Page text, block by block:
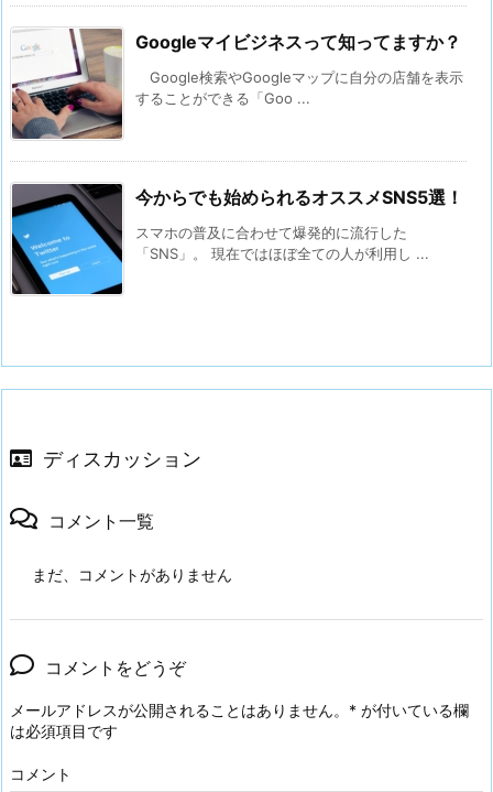
Googleマイビジネスって知ってますか？
Google検索やGoogleマップに自分の店舗を表示
することができる「Goo ...
今からでも始められるオススメSNS5選！
スマホの普及に合わせて爆発的に流行した
「SNS」。 現在ではほぼ全ての人が利用し ...
ディスカッション
コメント一覧
まだ、コメントがありません
コメントをどうぞ
メールアドレスが公開されることはありません。 * が付いている欄
は必須項目です
コメント